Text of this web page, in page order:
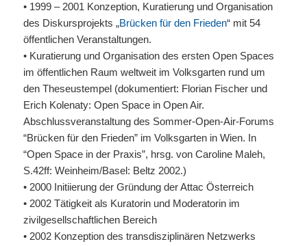
• 1999 – 2001 Konzeption, Kuratierung und Organisation
des Diskursprojekts „Brücken für den Frieden“ mit 54
öffentlichen Veranstaltungen.
• Kuratierung und Organisation des ersten Open Spaces
im öffentlichen Raum weltweit im Volksgarten rund um
den Theseustempel (dokumentiert: Florian Fischer und
Erich Kolenaty: Open Space in Open Air.
Abschlussveranstaltung des Sommer-Open-Air-Forums
“Brücken für den Frieden” im Volksgarten in Wien. In
“Open Space in der Praxis”, hrsg. von Caroline Maleh,
S.42ff: Weinheim/Basel: Beltz 2002.)
• 2000 Initiierung der Gründung der Attac Österreich
• 2002 Tätigkeit als Kuratorin und Moderatorin im
zivilgesellschaftlichen Bereich
• 2002 Konzeption des transdisziplinären Netzwerks